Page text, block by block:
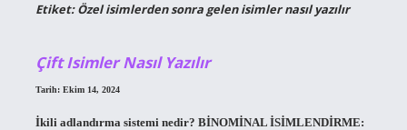
Etiket:Özel isimlerden sonra gelen isimler nasıl yazılır
Çift Isimler Nasıl Yazılır
Tarih: Ekim 14, 2024
İkili adlandırma sistemi nedir? BİNOMİNAL İSİMLENDİRME: